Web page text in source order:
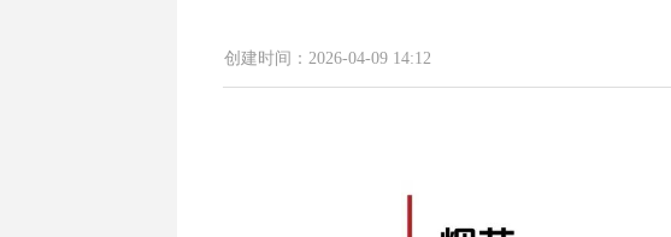
创建时间： 2026-04-09 14:12